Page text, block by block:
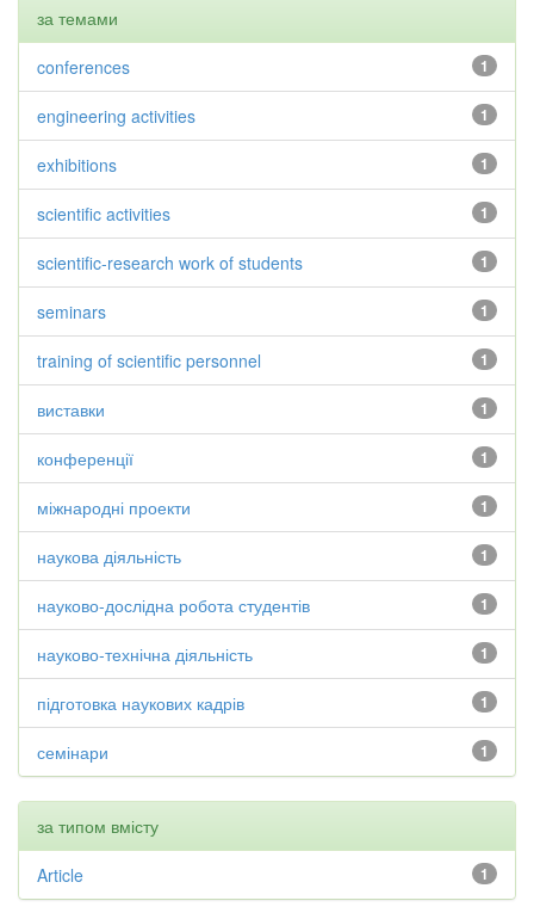
за темами
1
conferences
1
engineering activities
1
exhibitions
1
scientific activities
1
scientific-research work of students
1
seminars
1
training of scientific personnel
1
виставки
1
конференції
1
міжнародні проекти
1
наукова діяльність
1
науково-дослідна робота студентів
1
науково-технічна діяльність
1
підготовка наукових кадрів
1
семінари
за типом вмісту
1
Article